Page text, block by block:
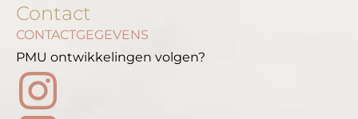
Contact
CONTACTGEGEVENS
PMU ontwikkelingen volgen?